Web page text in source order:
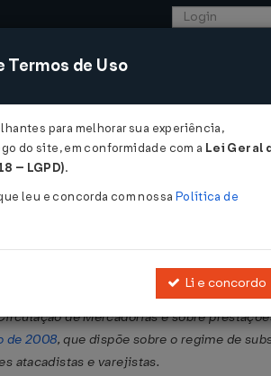
COMÉRCIO EXTERIOR
de Desenvolvimento Industrial do
de Mercadorias e sobre
de 2008, que dispõe sobre o regime de
atacadistas e varejistas.
de Uso
para melhorar sua experiência,
do site, em conformidade com a Lei Geral
– LGPD).
leu e concorda com nossa Política de
Li e concordo